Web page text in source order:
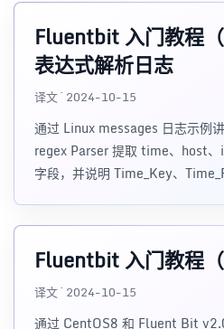
Fluentbit 入门教程
表达式解析日志
译文 · 2024-10-15
通过 Linux messages 日志示例
regex Parser 提取 time、host
字段，并说明 Time_Key、
Fluentbit 入门教程
译文 · 2024-10-15
通过 CentOS8 和 Fluent Bit